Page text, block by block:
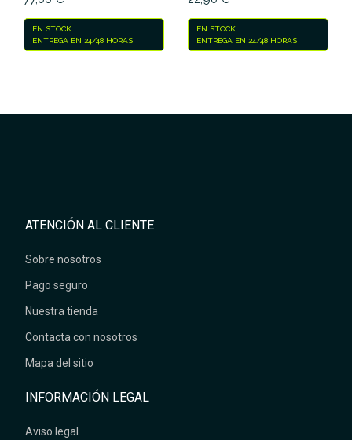
EN STOCK
ENTREGA EN 24/48 HORAS
EN STOCK
ENTREGA EN 24/48 HORAS
ATENCIÓN AL CLIENTE
Sobre nosotros
Pago seguro
Nuestra tienda
Contacta con nosotros
Mapa del sitio
INFORMACIÓN LEGAL
Aviso legal